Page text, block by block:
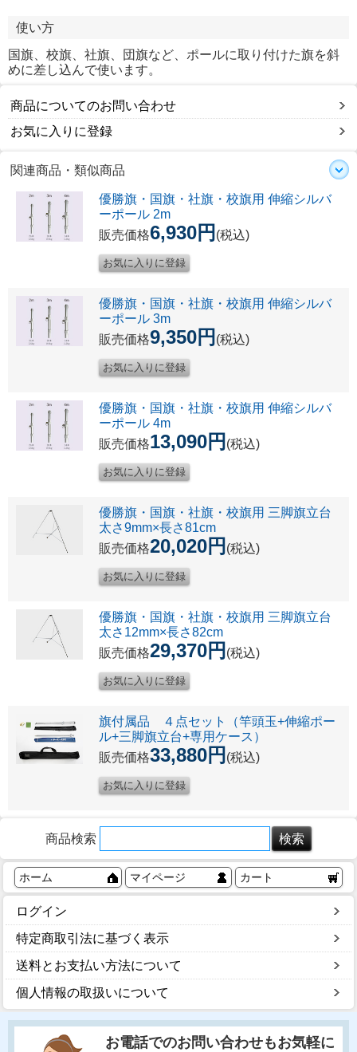
使い方
国旗、校旗、社旗、団旗など、ポールに取り付けた旗を斜
めに差し込んで使います。
商品についてのお問い合わせ
お気に入りに登録
関連商品・類似商品
優勝旗・国旗・社旗・校旗用 伸縮シルバ
ーポール 2m
販売価格6,930円 (税込)
優勝旗・国旗・社旗・校旗用 伸縮シルバ
ーポール 3m
販売価格9,350円 (税込)
優勝旗・国旗・社旗・校旗用 伸縮シルバ
ーポール 4m
販売価格13,090円 (税込)
優勝旗・国旗・社旗・校旗用 三脚旗立台
太さ9mm×長さ81cm
販売価格20,020円 (税込)
優勝旗・国旗・社旗・校旗用 三脚旗立台
太さ12mm×長さ82cm
販売価格29,370円 (税込)
旗付属品 ４点セット（竿頭玉+伸縮ポー
ル+三脚旗立台+専用ケース）
販売価格33,880円 (税込)
商品検索
ホーム マイページ カート
ログイン
特定商取引法に基づく表示
送料とお支払い方法について
個人情報の取扱いについて
お電話でのお問い合わせもお気軽に